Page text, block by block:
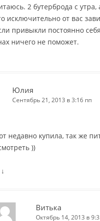
2 бутерброда с
исключительно от вас
привыкли постоянно
ничего не поможет.
Юлия
Сентябрь 21, 2013 в 3:16 пп
недавно купила, так же
))
↓
Витька
Октябрь 14, 2013 в